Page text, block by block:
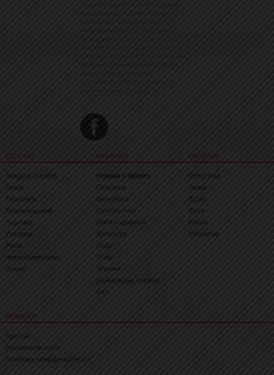
РЕГІОНИ
Західна Україна
Львів
Тернопіль
Хмельницький
Чернівці
Ужгород
Рівне
Івано-Франківськ
Луцьк
РУБРИКИ
Новини з фронту
Політика
Економіка
Суспільство
Сім'я і здоров'я
Культура
Події
Спорт
Туризм
Неймовірна Україна
Світ
НАГОЛОС
Спецтема
Львів
Відео
Фото
Блоги
Коментар
РЕДАКЦІЯ
Про нас
Реклама на сайті
Політика конфіденційності